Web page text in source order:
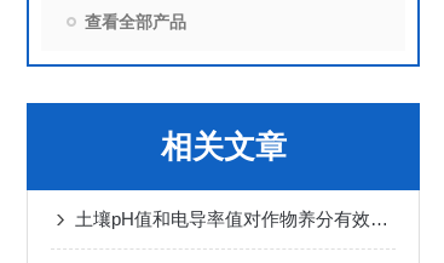
查看全部产品
相关文章
土壤pH值和电导率值对作物养分有效性分析